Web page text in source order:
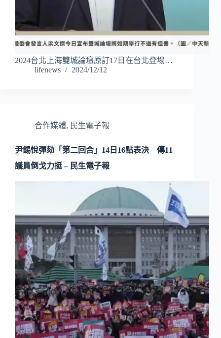
2024台北上海雙城論壇原訂17日在台北登場…
lifenews
2024/12/12
合作媒體, 民生電子報
尹錫悅彈劾「第二回合」14日16點表決 傳11
議員倒戈力挺 – 民生電子報